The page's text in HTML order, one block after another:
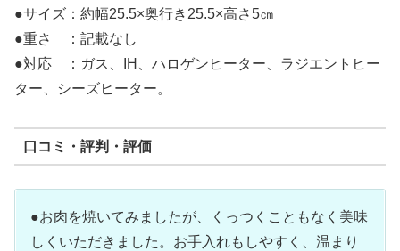
●サイズ：約幅25.5×奥行き25.5×高さ5㎝
●重さ ：記載なし
●対応 ：ガス、IH、ハロゲンヒーター、ラジエントヒー
ター、シーズヒーター。
口コミ・評判・評価
●お肉を焼いてみましたが、くっつくこともなく美味
しくいただきました。お手入れもしやすく、温まり